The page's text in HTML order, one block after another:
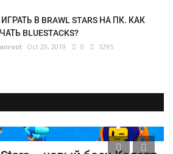
В BRAWL STARS НА ПК. КАК
BLUESTACKS?
Oct 29, 2019 0 3295